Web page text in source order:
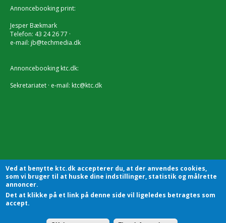
Annoncebooking print:
Jesper Bækmark
Telefon: 43 24 26 77 ·
e-mail: jb@techmedia.dk
Annoncebooking ktc.dk:
Sekretariatet · e-mail: ktc@ktc.dk
KTC - Kommunalteknisk Chefforening | Sekretariatet |
Ved at benytte ktc.dk accepterer du, at der anvendes cookies,
som vi bruger til at huske dine indstillinger, statistik og målrette
annoncer.
Det at klikke på et link på denne side vil ligeledes betragtes som
accept.